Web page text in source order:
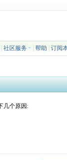
社区服务 帮助 订阅
几个原因: